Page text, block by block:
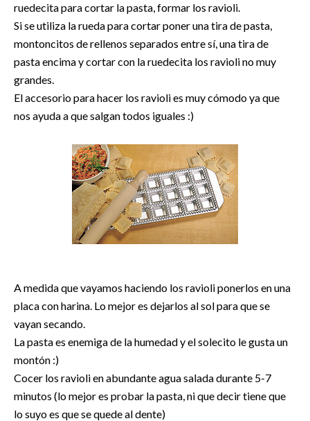
ruedecita para cortar la pasta, formar los ravioli.
Si se utiliza la rueda para cortar poner una tira de pasta,
montoncitos de rellenos separados entre sí, una tira de
pasta encima y cortar con la ruedecita los ravioli no muy
grandes.
El accesorio para hacer los ravioli es muy cómodo ya que
nos ayuda a que salgan todos iguales :)
A medida que vayamos haciendo los ravioli ponerlos en una
placa con harina. Lo mejor es dejarlos al sol para que se
vayan secando.
La pasta es enemiga de la humedad y el solecito le gusta un
montón :)
Cocer los ravioli en abundante agua salada durante 5-7
minutos (lo mejor es probar la pasta, ni que decir tiene que
lo suyo es que se quede al dente)